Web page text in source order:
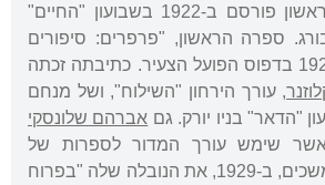
לעברית. סיפורה הראשון פורסם ב-1922 בשבועון "החיים"
ספרה הראשון, "פרפרים: סיפורים
ואגדות", הופיע ב-1927 בדפוס הפועל הצעיר. כתיבתה זכתה
, עורך הירחון "השילוח", ושל מנחם
"הדאר" בניו יורק. גם אברהם שלונסקי
שימש עורך המדור לספרות של
"הארץ" פירסם בהמשכים, ב-1929, את הנובלה שלה "בפרוח